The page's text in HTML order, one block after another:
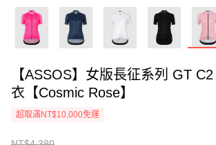
【ASSOS】女版長征系列 GT
衣【Cosmic Rose】
超取滿NT$10,000免運